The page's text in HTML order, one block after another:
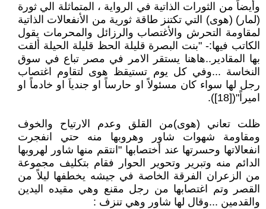
وأيضاً من الثورات الذاتية في الرواية ، المتماثلة الي ثورة
(لمار) (هوى) التي تكتنز طاقة ثورية من الأنفعالات الذاتية
لمقاومة التحرش والأغتصاب والرزائل والمحرمات يقول
الكاتب فيها:- "بنت البصرة قليلة الحظ قليلة الحيلة ألقت
بها المقادير..هاهنا يستقر الامر في مصر تباع في سوق
النخاسة ...وفي كل يوم تستيقظ هوى لتقاوم اغتصاب
رجل لها سواء كان مسئولاً او حارساً او جندياَ او خادماً او
اميراً"([18]).
ظلت تعاني (هوى)من القلق وعدم الارتياح والخوف
ومقاومة شهوات شاور وهروبها منه حتي انفجرت
انفعالاتها وحسرتها عند أختصابها "انتقم منها شاور لهروبها
الدائم منه وتبرير وتحوير الحوار فقام بتكليف مجموعة
من الزعران الفرقة الخاصة في جيشه يخطفها ليلاً من
القصر وتم اغتصابها من رجل مقنع وهي مقيده اليدين
والقدمين ...وقال لها شاور وهي تنزف :